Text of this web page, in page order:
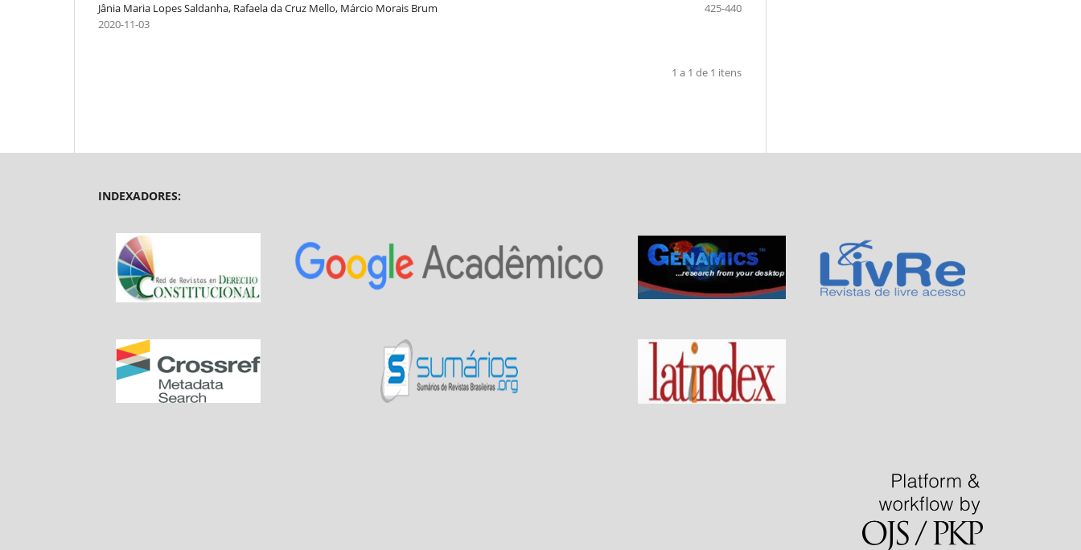
Jânia Maria Lopes Saldanha, Rafaela da Cruz Mello, Márcio Morais Brum
425-440
2020-11-03
1 a 1 de 1 itens
INDEXADORES: